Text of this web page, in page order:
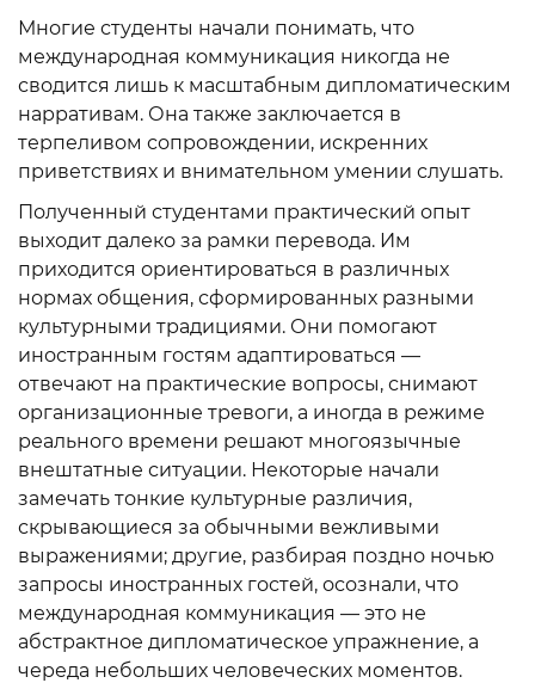
Многие студенты начали понимать, что
международная коммуникация никогда не
сводится лишь к масштабным дипломатическим
нарративам. Она также заключается в
терпеливом сопровождении, искренних
приветствиях и внимательном умении слушать.
Полученный студентами практический опыт
выходит далеко за рамки перевода. Им
приходится ориентироваться в различных
нормах общения, сформированных разными
культурными традициями. Они помогают
иностранным гостям адаптироваться —
отвечают на практические вопросы, снимают
организационные тревоги, а иногда в режиме
реального времени решают многоязычные
внештатные ситуации. Некоторые начали
замечать тонкие культурные различия,
скрывающиеся за обычными вежливыми
выражениями; другие, разбирая поздно ночью
запросы иностранных гостей, осознали, что
международная коммуникация — это не
абстрактное дипломатическое упражнение, а
череда небольших человеческих моментов.